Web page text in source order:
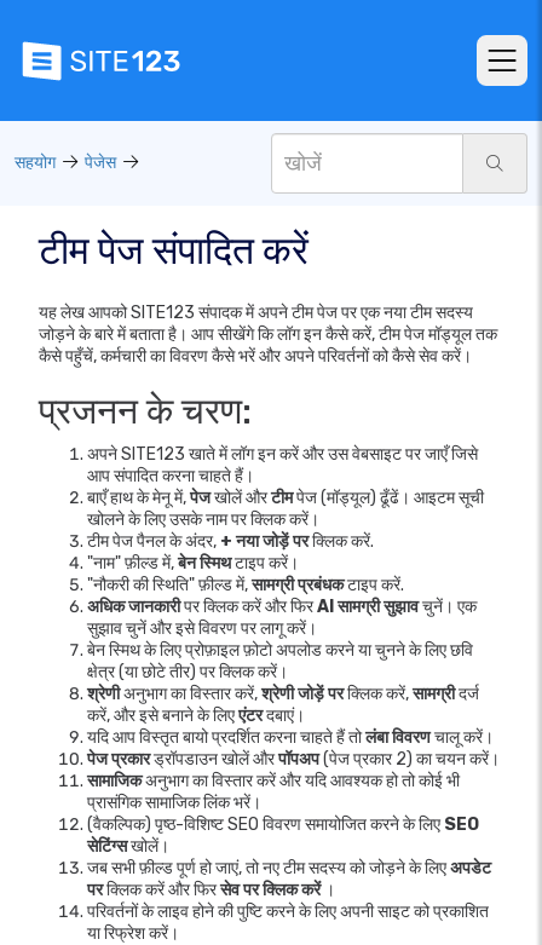
सहयोग पेजेस
टीम पेज संपादित करें
यह लेख आपको SITE123 संपादक में अपने टीम पेज पर एक नया टीम सदस्य
जोड़ने के बारे में बताता है। आप सीखेंगे कि लॉग इन कैसे करें, टीम पेज मॉड्यूल तक
कैसे पहुँचें, कर्मचारी का विवरण कैसे भरें और अपने परिवर्तनों को कैसे सेव करें।
प्रजनन के चरण:
अपने SITE123 खाते में लॉग इन करें और उस वेबसाइट पर जाएँ जिसे
आप संपादित करना चाहते हैं।
बाएँ हाथ के मेनू में,पेजखोलें औरटीमपेज (मॉड्यूल) ढूँढें। आइटम सूची
खोलने के लिए उसके नाम पर क्लिक करें।
टीम पेज पैनल के अंदर, + नया जोड़ें परक्लिक करें.
"नाम" फ़ील्ड में,बेन स्मिथटाइप करें।
"नौकरी की स्थिति" फ़ील्ड में,सामग्री प्रबंधकटाइप करें.
अधिक जानकारीपर क्लिक करें और फिरAI सामग्री सुझावचुनें। एक
सुझाव चुनें और इसे विवरण पर लागू करें।
बेन स्मिथ के लिए प्रोफ़ाइल फ़ोटो अपलोड करने या चुनने के लिए छवि
क्षेत्र (या छोटे तीर) पर क्लिक करें।
श्रेणीअनुभाग का विस्तार करें,श्रेणी जोड़ें परक्लिक करें,सामग्रीदर्ज
करें, और इसे बनाने के लिएएंटरदबाएं।
यदि आप विस्तृत बायो प्रदर्शित करना चाहते हैं तोलंबा विवरणचालू करें।
पेज प्रकारड्रॉपडाउन खोलें औरपॉपअप(पेज प्रकार 2) का चयन करें।
सामाजिकअनुभाग का विस्तार करें और यदि आवश्यक हो तो कोई भी
प्रासंगिक सामाजिक लिंक भरें।
(वैकल्पिक) पृष्ठ-विशिष्ट SEO विवरण समायोजित करने के लिएSEO
सेटिंग्सखोलें।
जब सभी फ़ील्ड पूर्ण हो जाएं, तो नए टीम सदस्य को जोड़ने के लिएअपडेट
परक्लिक करें और फिरसेव पर क्लिक करें।
परिवर्तनों के लाइव होने की पुष्टि करने के लिए अपनी साइट को प्रकाशित
या रिफ्रेश करें।